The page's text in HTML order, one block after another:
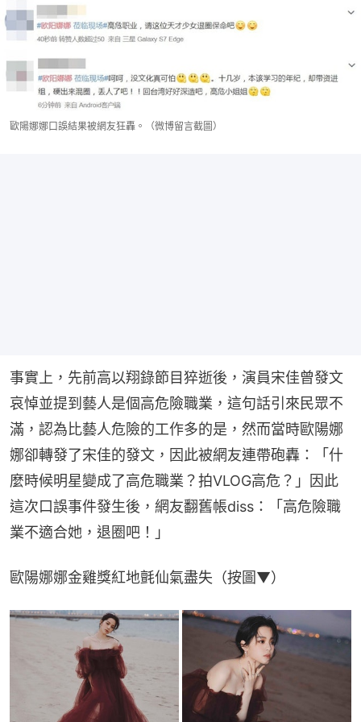
歐陽娜娜口誤結果被網友狂轟。（微博留言截圖）
事實上，先前高以翔錄節目猝逝後，演員宋佳曾發文
哀悼並提到藝人是個高危險職業，這句話引來民眾不
滿，認為比藝人危險的工作多的是，然而當時歐陽娜
娜卻轉發了宋佳的發文，因此被網友連帶砲轟：「什
麼時候明星變成了高危職業？拍VLOG高危？」因此
這次口誤事件發生後，網友翻舊帳diss：「高危險職
業不適合她，退圈吧！」
歐陽娜娜金雞獎紅地氈仙氣盡失（按圖▼）